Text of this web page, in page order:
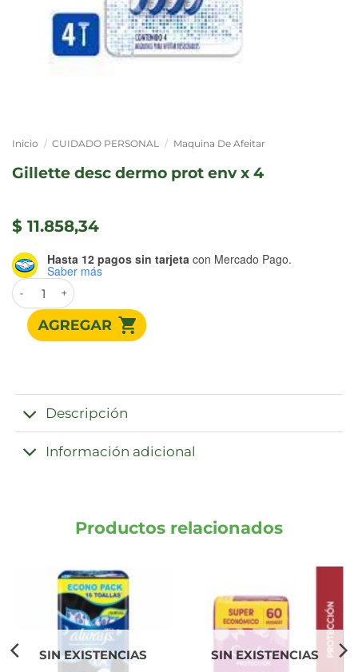
Inicio / CUIDADO PERSONAL / Maquina De Afeitar
gillette desc dermo prot env x 4
$ 11.858,34
Hasta 12 pagos sin tarjeta con Mercado Pago.
Saber más
GILLETTE DESC DERMO PROT ENV x 4 cantidad
Descripción
Información adicional
Productos relacionados
SIN EXISTENCIAS SIN EXISTENCIAS